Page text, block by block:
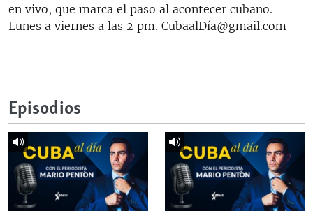
LOS SANTOS DE HIALEAH
en vivo, que marca el paso al acontecer cubano.
Lunes a viernes a las 2 pm. CubaalDía@gmail.com
Episodios